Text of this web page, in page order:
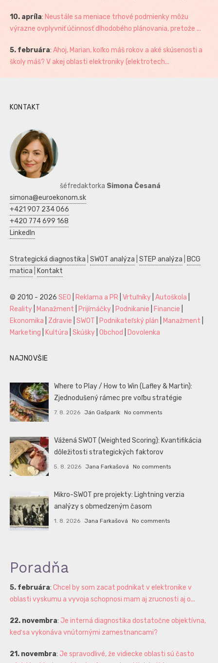
10. apríla: Neustále sa meniace trhové podmienky môžu
výrazne ovplyvniť účinnosť dlhodobého plánovania, pretože ...
5. februára: Ahoj, Marian, koľko máš rokov a aké skúsenosti a
školy máš? V akej oblasti elektroniky (elektrotech...
KONTAKT
šéfredaktorka Simona Česaná
simona@euroekonom.sk
+421 907 234 066
+420 774 699 168
LinkedIn
Strategická diagnostika SWOT analýza STEP analýza
BCG
matica
Kontakt
© 2010 - 2026 SEO Reklama a PR Vrtuľníky Autoškola
Reality
Manažment Prijímáčky Podnikanie Financie
Ekonomika
Zdravie SWOT Podnikateľský plán Manažment
Marketing
Kultúra Skúšky Obchod Dovolenka
NAJNOVŠIE
Where to Play / How to Win (Lafley & Martin):
Zjednodušený rámec pre voľbu stratégie
7. 8. 2026 Ján Gašparík No comments
Vážená SWOT (Weighted Scoring): Kvantifikácia
dôležitosti strategických faktorov
5. 8. 2026 Jana Farkašová No comments
Mikro-SWOT pre projekty: Lightning verzia
analýzy s obmedzeným časom
1. 8. 2026 Jana Farkašová No comments
Poradňa
5. februára: Chcel by som zacat podnikat v elektronike v
oblasti vyskumu a vyvoja schopnosi mam aj zrucnosti aj o...
22. novembra: Je interná diagnostika dostatočne objektívna,
keď sa vykonáva vnútornými zamestnancami?
21. novembra: Je spravodlivé, že vidiecke oblasti sú často